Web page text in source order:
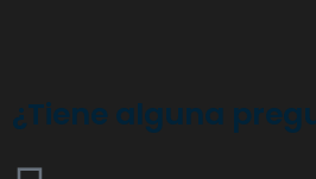
¿Tiene alguna